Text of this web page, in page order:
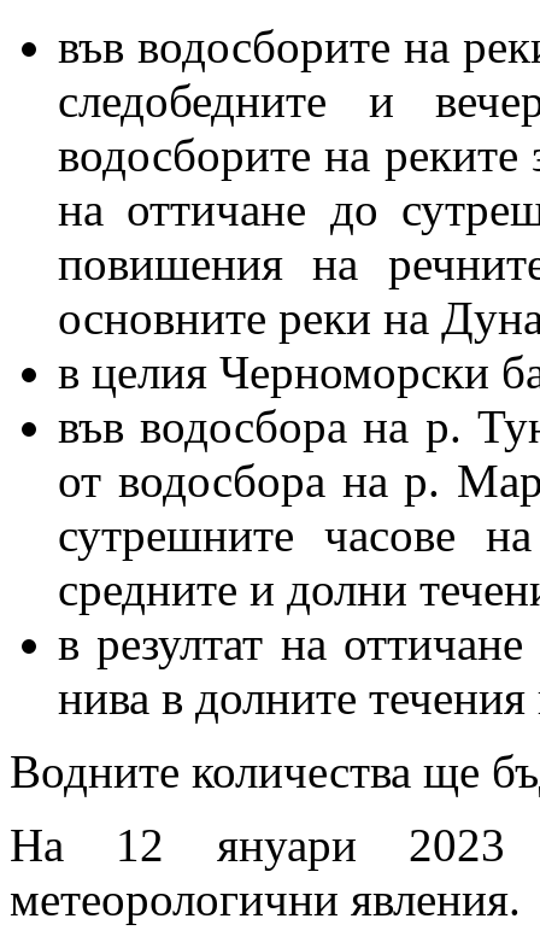
във водосборите на
следобедните и
водосборите на
на оттичане до
повишения на
основните реки на
в целия Черноморски
във водосбора на р.
от водосбора на р.
сутрешните часове
средните и долни
в резултат на
нива в долните
Водните количества ще
На 12 януари 2023
метеорологични явления.